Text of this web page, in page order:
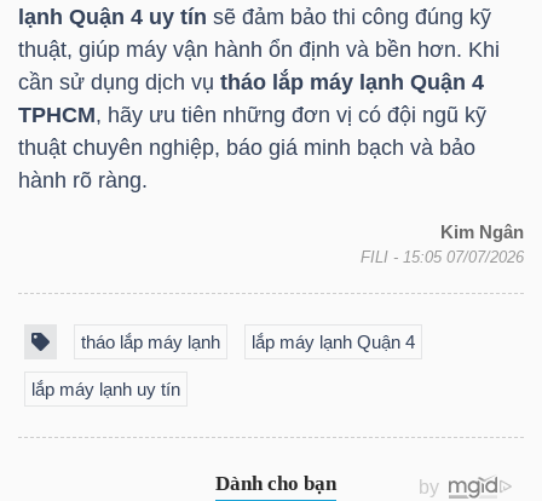
lạnh Quận 4 uy tín sẽ đảm bảo thi công đúng kỹ
thuật, giúp máy vận hành ổn định và bền hơn. Khi
cần sử dụng dịch vụ tháo lắp máy lạnh Quận 4
TPHCM, hãy ưu tiên những đơn vị có đội ngũ kỹ
thuật chuyên nghiệp, báo giá minh bạch và bảo
hành rõ ràng.
Kim Ngân
FILI - 15:05 07/07/2026
tháo lắp máy lạnh lắp máy lạnh Quận 4
lắp máy lạnh uy tín
Công
cụ
đầu
Truyền
thông